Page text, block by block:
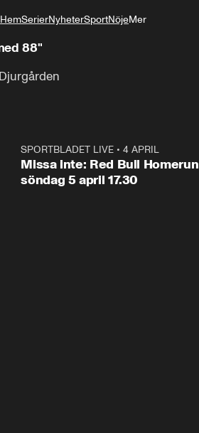
HemSerierNyheterSportNöjeMer
88"
1:03SPORTBLADET LIVE •4 APRIL
Missa inte: Red Bull Homerun
söndag 5 april 17.30